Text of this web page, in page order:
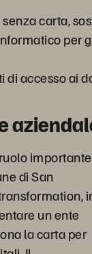
carta,
per
di accesso ai
importante
di San
un ente
la carta per